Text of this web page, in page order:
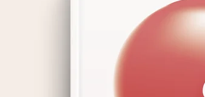
Je maakt in een paar stappen iets unieks –